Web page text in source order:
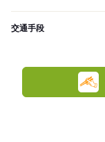
交通手段